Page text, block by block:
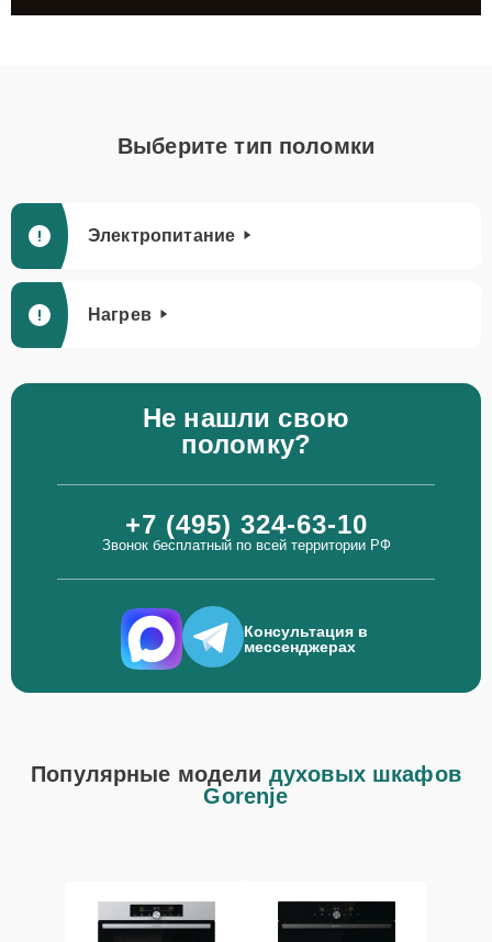
Выберите тип поломки
Электропитание
Нагрев
Не нашли свою
поломку?
+7 (495) 324-63-10
Звонок бесплатный по всей территории РФ
Консультация в
мессенджерах
Популярные модели духовых шкафов
Gorenje